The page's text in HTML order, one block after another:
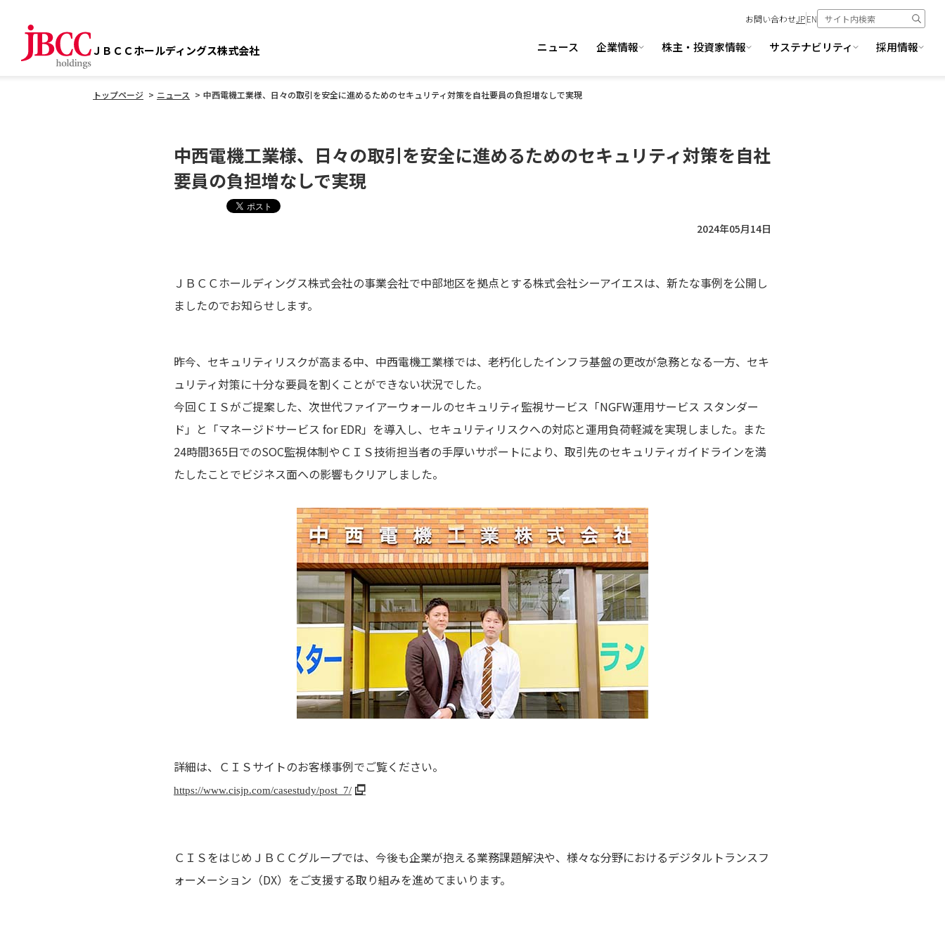
ＪＢＣＣホールディングス株式会社 ニュース 企業情報 株主・投資家情報 サステナビリティ 採用情報
お問い合わせJPEN
トップページ ニュース 中西電機工業様、日々の取引を安全に進めるためのセキュリティ対策を自社要員の負担増なしで実現
中西電機工業様、日々の取引を安全に進めるためのセキュリティ対策を自社
要員の負担増なしで実現
2024年05月14日
ＪＢＣＣホールディングス株式会社の事業会社で中部地区を拠点とする株式会社シーアイエスは、新たな事例を公開し
ましたのでお知らせします。
昨今、セキュリティリスクが高まる中、中西電機工業様では、老朽化したインフラ基盤の更改が急務となる一方、セキ
ュリティ対策に十分な要員を割くことができない状況でした。
今回ＣＩＳがご提案した、次世代ファイアーウォールのセキュリティ監視サービス「NGFW運用サービス スタンダー
ド」と「マネージドサービス for EDR」を導入し、セキュリティリスクへの対応と運用負荷軽減を実現しました。また
24時間365日でのSOC監視体制やＣＩＳ技術担当者の手厚いサポートにより、取引先のセキュリティガイドラインを満
たしたことでビジネス面への影響もクリアしました。
詳細は、ＣＩＳサイトのお客様事例でご覧ください。
https://www.cisjp.com/casestudy/post_7/
ＣＩＳをはじめＪＢＣＣグループでは、今後も企業が抱える業務課題解決や、様々な分野におけるデジタルトランスフ
ォーメーション（DX）をご支援する取り組みを進めてまいります。